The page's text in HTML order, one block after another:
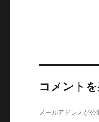
コメント
メールアドレスが公